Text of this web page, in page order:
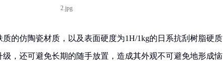
的仿陶瓷材质，以及表面硬度为1H/1kg的日系抗刮树脂硬质
，还可避免长期的随手放置，造成其外观不可避免地形成恼